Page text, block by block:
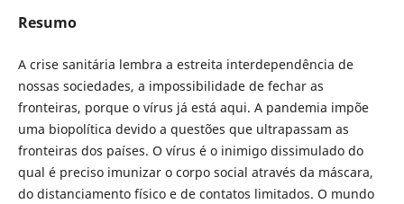
Resumo
A crise sanitária lembra a estreita interdependência de
nossas sociedades, a impossibilidade de fechar as
fronteiras, porque o vírus já está aqui. A pandemia impõe
uma biopolítica devido a questões que ultrapassam as
fronteiras dos países. O vírus é o inimigo dissimulado do
qual é preciso imunizar o corpo social através da máscara,
do distanciamento físico e de contatos limitados. O mundo